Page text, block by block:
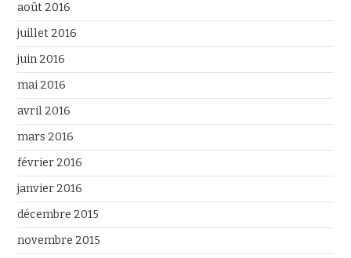
août 2016
juillet 2016
juin 2016
mai 2016
avril 2016
mars 2016
février 2016
janvier 2016
décembre 2015
novembre 2015